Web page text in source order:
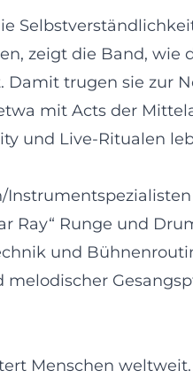
zeigt die Band,
trugen sie zur
mit Acts der
und Live-Ritualen
Ray“ Runge und
und
Menschen